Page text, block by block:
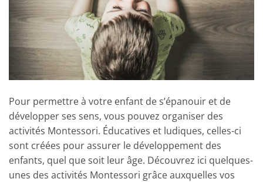
Pour permettre à votre enfant de s’épanouir et de
développer ses sens, vous pouvez organiser des
activités Montessori. Éducatives et ludiques, celles-ci
sont créées pour assurer le développement des
enfants, quel que soit leur âge. Découvrez ici quelques-
unes des activités Montessori grâce auxquelles vos